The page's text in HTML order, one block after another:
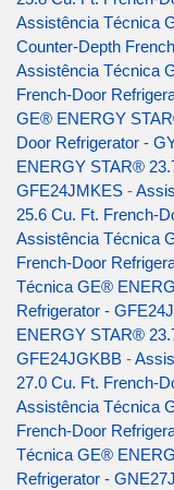
Assistência Técnica
Counter-Depth
Assistência Técnica
French-Door
GE® ENERGY
Door Refrigerator -
ENERGY STAR®
GFE24JMKES -
25.6 Cu. Ft. French-
Assistência Técnica
French-Door
Técnica GE®
Refrigerator -
ENERGY STAR®
GFE24JGKBB -
27.0 Cu. Ft. French-
Assistência Técnica
French-Door
Técnica GE®
Refrigerator -